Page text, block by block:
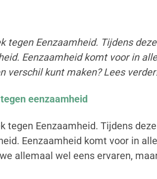
tegen Eenzaamheid. Tijdens
Eenzaamheid komt voor in
verschil kunt maken? Lees
eenzaamheid
Eenzaamheid. Tijdens
Eenzaamheid komt voor in
allemaal wel eens ervaren,